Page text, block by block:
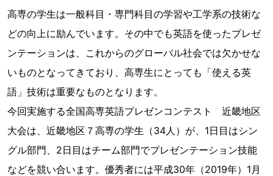
高専の学生は一般科目・専門科目の学習や工学系の技術な
どの向上に励んでいます。その中でも英語を使ったプレゼ
ンテーションは、これからのグローバル社会では欠かせな
いものとなってきており、高専生にとっても「使える英
語」技術は重要なものとなります。
今回実施する全国高専英語プレゼンコンテスト 近畿地区
大会は、近畿地区７高専の学生（34人）が、1日目はシン
グル部門、2日目はチーム部門でプレゼンテーション技能
などを競い合います。優秀者には平成30年（2019年）1月